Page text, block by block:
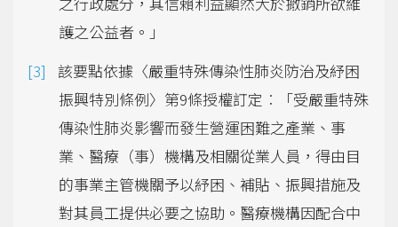
護之公益者。」
該要點依據〈嚴重特殊傳染性肺炎防治及紓困
振興特別條例〉第9條授權訂定︰「受嚴重特殊
傳染性肺炎影響而發生營運困難之產業、事
業、醫療（事）機構及相關從業人員，得由目
的事業主管機關予以紓困、補貼、振興措施及
對其員工提供必要之協助。醫療機構因配合中